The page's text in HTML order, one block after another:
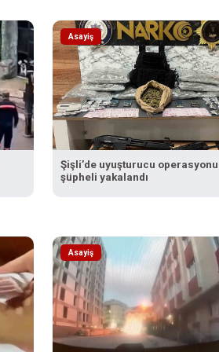
Asayiş
Şişli’de uyuşturucu
şüpheli yakalandı
Asayiş